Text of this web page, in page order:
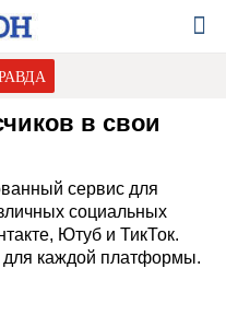
в свои
сервис для
социальных
Ютуб и ТикТок.
для каждой платформы.